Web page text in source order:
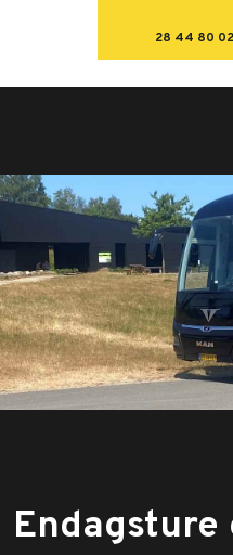
28 44 80 02